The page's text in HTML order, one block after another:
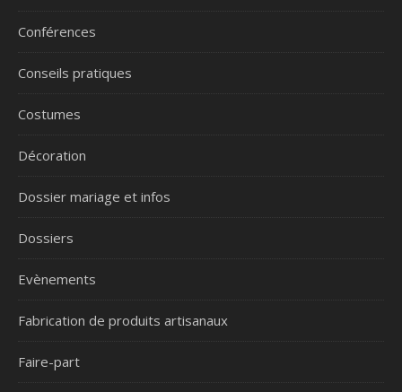
Conférences
Conseils pratiques
Costumes
Décoration
Dossier mariage et infos
Dossiers
Evènements
Fabrication de produits artisanaux
Faire-part